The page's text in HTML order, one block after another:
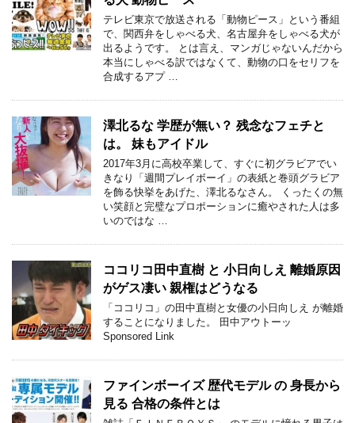
テレビ東京で放送される「動物ピース」という番組
で、関西弁をしゃべる犬、名古屋弁をしゃべる犬が
出るようです。 とは言え、マンガじゃないんだから
本当にしゃべる訳ではなくて、動物の口をセリフを
合成するアプ …
澤北るな 学歴が無い？ 残念なフェチと
は。 妹もアイドル
2017年3月に高校卒業して、すぐに初グラビアでい
きなり「週間プレイボーイ」の表紙と巻頭グラビア
を飾る快挙をあげた、澤北るなさん。 くったくの無
い笑顔と完璧なプロポーションに癒やされた人は多
いのではな …
ココリコ田中直樹 と 小日向しえ 離婚原因
がゲス凄い 親権はどうなる
「ココリコ」の田中直樹と女優の小日向しえ が離婚
することになりました。 田中アウトーッ
Sponsored Link
ファインボーイズ 歴代モデル の 身長から
見る 合格の条件とは